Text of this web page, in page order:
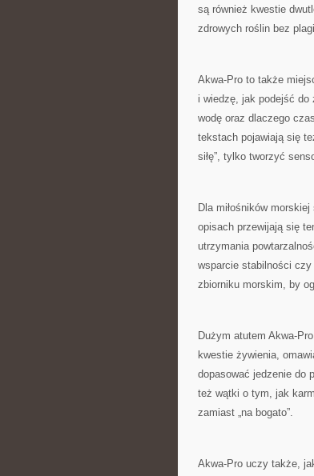
są również kwestie
zdrowych roślin bez
Akwa-Pro to także
i wiedzę, jak podejść do
wodę oraz dlaczego
tekstach pojawiają się
siłę”, tylko tworzyć
Dla miłośników
opisach przewijają się
utrzymania
wsparcie stabilności
zbiorniku morskim, by
Dużym atutem Akwa-
kwestie żywienia,
dopasować jedzenie do
też wątki o tym, jak
zamiast „na bogato”.
Akwa-Pro uczy także,